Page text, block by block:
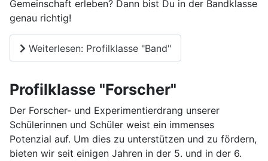
Gemeinschaft erleben? Dann bist Du in der Bandklasse
genau richtig!
Weiterlesen: Profilklasse "Band"
Profilklasse "Forscher"
Der Forscher- und Experimentierdrang unserer
Schülerinnen und Schüler weist ein immenses
Potenzial auf. Um dies zu unterstützen und zu fördern,
bieten wir seit einigen Jahren in der 5. und in der 6.